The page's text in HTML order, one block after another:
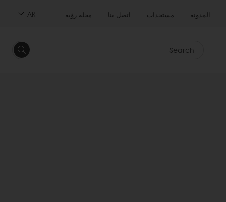
المدونة مستجدات اتصل بنا مجلة رؤية AR
Search